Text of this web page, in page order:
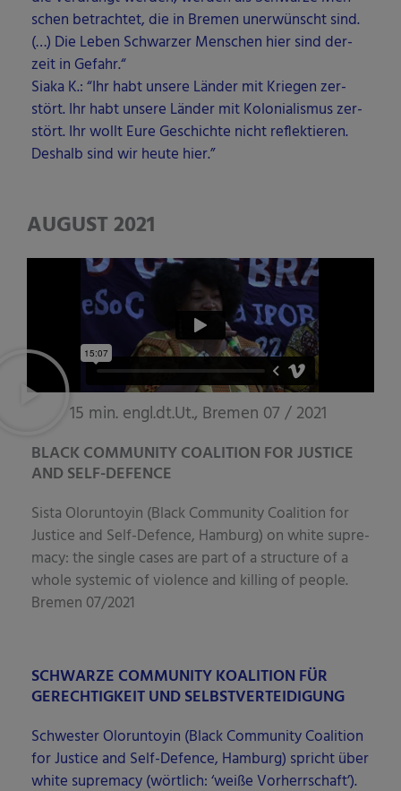
schen betrach­tet, die in Bre­men uner­wünscht sind.
(…) Die Leben Schwar­zer Men­schen hier sind der­
zeit in Gefahr.“
Sia­ka K.: “Ihr habt unse­re Län­der mit Krie­gen zer­
stört. Ihr habt unse­re Län­der mit Kolo­nia­lis­mus zer­
stört. Ihr wollt Eure Geschich­te nicht reflek­tie­ren.
Des­halb sind wir heu­te hier.”
AUGUST 2021
15 min. engl.dt.Ut., Bremen 07 / 2021
BLACK COMMUNITY COALITION FOR JUSTICE
AND SELF-DEFENCE
Sis­ta Olor­un­toy­in (Black Com­mu­ni­ty Coali­ti­on for
Jus­ti­ce and Self-Defence, Ham­burg) on white supre­
ma­cy: the sin­gle cases are part of a struc­tu­re of a
who­le sys­te­mic of vio­lence and kil­ling of peo­p­le.
Bre­men 07/2021
SCHWARZE COMMUNITY KOALITION FÜR
GERECHTIGKEIT UND SELBSTVERTEIDIGUNG
Schwes­ter Olor­un­toy­in (Black Com­mu­ni­ty Coali­ti­on
for Jus­ti­ce and Self-Defence, Ham­burg) spricht über
white supre­ma­cy (wört­lich: ‘wei­ße Vor­herr­schaft’).